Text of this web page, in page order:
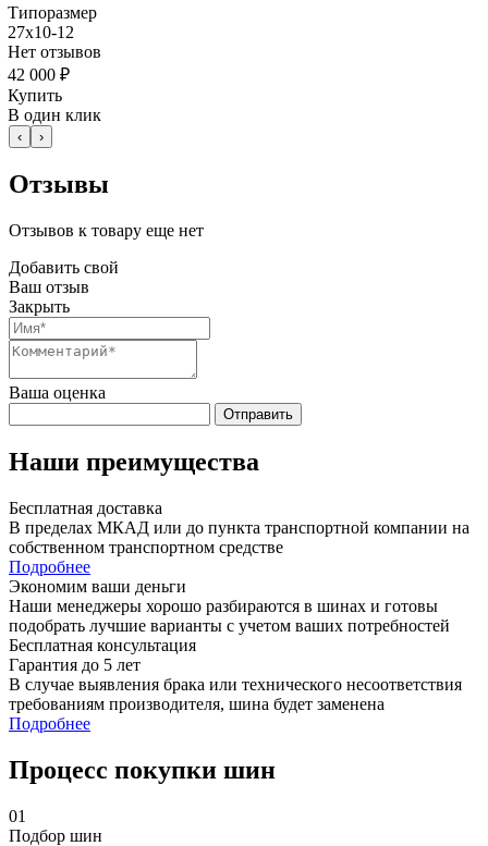
Типоразмер
27x10-12
Нет отзывов
42 000 ₽
Купить
В один клик
‹ ›
Отзывы
Отзывов к товару еще нет
Добавить свой
Ваш отзыв
Закрыть
Ваша оценка
Отправить
Наши преимущества
Бесплатная доставка
В пределах МКАД или до пункта транспортной компании на
собственном транспортном средстве
Подробнее
Экономим ваши деньги
Наши менеджеры хорошо разбираются в шинах и готовы
подобрать лучшие варианты с учетом ваших потребностей
Бесплатная консультация
Гарантия до 5 лет
В случае выявления брака или технического несоответствия
требованиям производителя, шина будет заменена
Подробнее
Процесс покупки шин
01
Подбор шин